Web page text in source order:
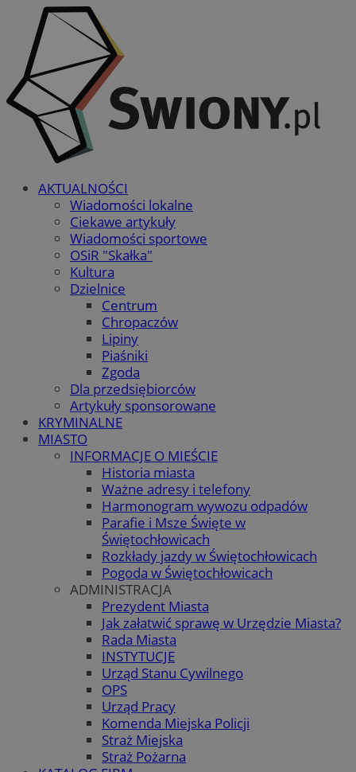
AKTUALNOŚCI
Wiadomości lokalne
Ciekawe artykuły
Wiadomości sportowe
OSiR "Skałka"
Kultura
Dzielnice
Centrum
Chropaczów
Lipiny
Piaśniki
Zgoda
Dla przedsiębiorców
Artykuły sponsorowane
KRYMINALNE
MIASTO
INFORMACJE O MIEŚCIE
Historia miasta
Ważne adresy i telefony
Harmonogram wywozu odpadów
Parafie i Msze Święte w
Świętochłowicach
Rozkłady jazdy w Świętochłowicach
Pogoda w Świętochłowicach
ADMINISTRACJA
Prezydent Miasta
Jak załatwić sprawę w Urzędzie Miasta?
Rada Miasta
INSTYTUCJE
Urząd Stanu Cywilnego
OPS
Urząd Pracy
Komenda Miejska Policji
Straż Miejska
Straż Pożarna